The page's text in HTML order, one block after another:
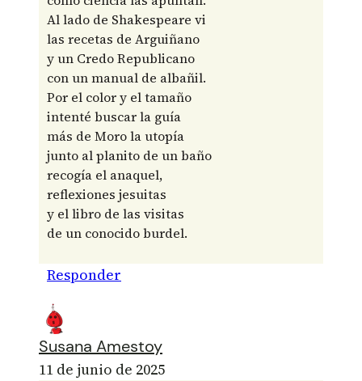
Al lado de Shakespeare vi
las recetas de Arguiñano
y un Credo Republicano
con un manual de albañil.
Por el color y el tamaño
intenté buscar la guía
más de Moro la utopía
junto al planito de un baño
recogía el anaquel,
reflexiones jesuitas
y el libro de las visitas
de un conocido burdel.
Responder
Susana Amestoy
11 de junio de 2025